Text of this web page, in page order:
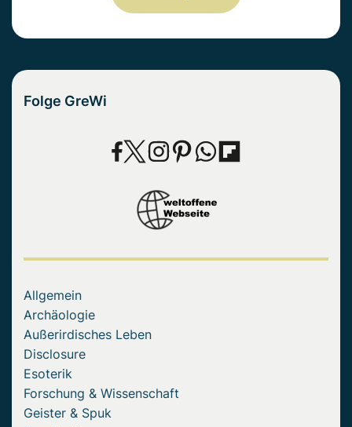
Folge GreWi
Allgemein
Archäologie
Außerirdisches Leben
Disclosure
Esoterik
Forschung & Wissenschaft
Geister & Spuk